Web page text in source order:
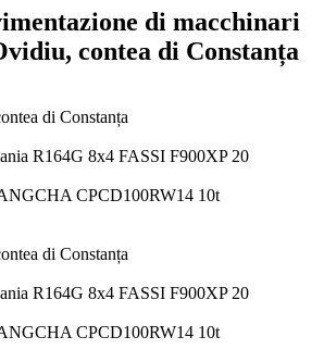
di macchinari
contea di Constanța
di Constanța
R164G 8x4 FASSI F900XP 20
CPCD100RW14 10t
di Constanța
R164G 8x4 FASSI F900XP 20
CPCD100RW14 10t